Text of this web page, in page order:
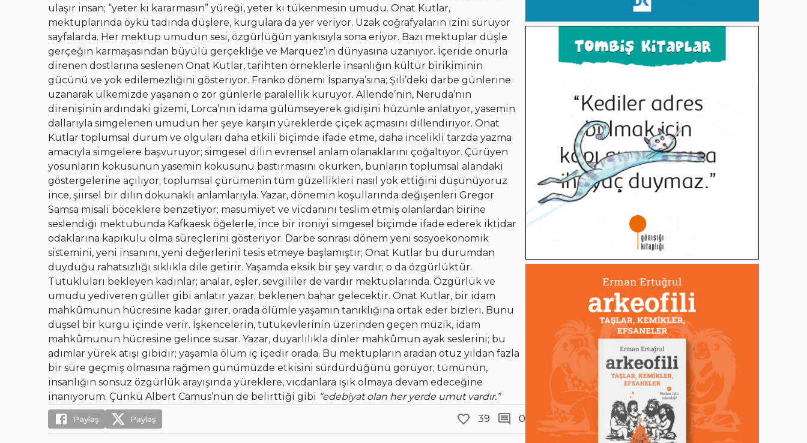
ulaşır insan; “yeter ki kararmasın” yüreği, yeter ki tükenmesin umudu. Onat Kutlar,
mektuplarında öykü tadında düşlere, kurgulara da yer veriyor. Uzak coğrafyaların izini sürüyor
sayfalarda. Her mektup umudun sesi, özgürlüğün yankısıyla sona eriyor. Bazı mektuplar düşle
gerçeğin karmaşasından büyülü gerçekliğe ve Marquez’in dünyasına uzanıyor. İçeride onurla
direnen dostlarına seslenen Onat Kutlar, tarihten örneklerle insanlığın kültür birikiminin
gücünü ve yok edilemezliğini gösteriyor. Franko dönemi İspanya’sına; Şili’deki darbe günlerine
uzanarak ülkemizde yaşanan o zor günlerle paralellik kuruyor. Allende’nin, Neruda’nın
direnişinin ardındaki gizemi, Lorca’nın idama gülümseyerek gidişini hüzünle anlatıyor, yasemin
dallarıyla simgelenen umudun her şeye karşın yüreklerde çiçek açmasını dillendiriyor. Onat
Kutlar toplumsal durum ve olguları daha etkili biçimde ifade etme, daha incelikli tarzda yazma
amacıyla simgelere başvuruyor; simgesel dilin evrensel anlam olanaklarını çoğaltıyor. Çürüyen
yosunların kokusunun yasemin kokusunu bastırmasını okurken, bunların toplumsal alandaki
göstergelerine açılıyor; toplumsal çürümenin tüm güzellikleri nasıl yok ettiğini düşünüyoruz
ince, şiirsel bir dilin dokunaklı anlamlarıyla. Yazar, dönemin koşullarında değişenleri Gregor
Samsa misali böceklere benzetiyor; masumiyet ve vicdanını teslim etmiş olanlardan birine
seslendiği mektubunda Kafkaesk öğelerle, ince bir ironiyi simgesel biçimde ifade ederek iktidar
odaklarına kapıkulu olma süreçlerini gösteriyor. Darbe sonrası dönem yeni sosyoekonomik
sistemini, yeni insanını, yeni değerlerini tesis etmeye başlamıştır; Onat Kutlar bu durumdan
duyduğu rahatsızlığı sıklıkla dile getirir. Yaşamda eksik bir şey vardır; o da özgürlüktür.
Tutukluları bekleyen kadınlar; analar, eşler, sevgililer de vardır mektuplarında. Özgürlük ve
umudu yediveren güller gibi anlatır yazar; beklenen bahar gelecektir. Onat Kutlar, bir idam
mahkûmunun hücresine kadar girer, orada ölümle yaşamın tanıklığına ortak eder bizleri. Bunu
düşsel bir kurgu içinde verir. İşkencelerin, tutukevlerinin üzerinden geçen müzik, idam
mahkûmunun hücresine gelince susar. Yazar, duyarlılıkla dinler mahkûmun ayak seslerini; bu
adımlar yürek atışı gibidir; yaşamla ölüm iç içedir orada. Bu mektupların aradan otuz yıldan fazla
bir süre geçmiş olmasına rağmen günümüzde etkisini sürdürdüğünü görüyor; tümünün,
insanlığın sonsuz özgürlük arayışında yüreklere, vicdanlara ışık olmaya devam edeceğine
inanıyorum. Çünkü Albert Camus’nün de belirttiği gibi “edebiyat olan her yerde umut vardır.”
Paylaş Paylaş 39 0